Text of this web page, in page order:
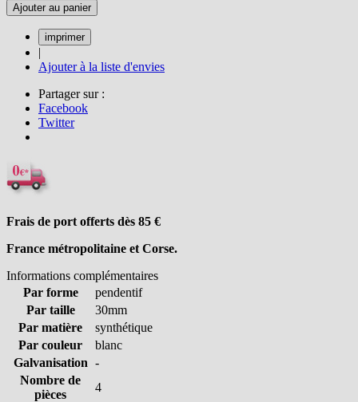
Ajouter au panier
|
Ajouter à la liste d'envies
Partager sur :
Facebook
Twitter
Frais de port offerts dès 85 €
France métropolitaine et Corse.
Informations complémentaires
Par forme
pendentif
Par taille
30mm
Par matière
synthétique
Par couleur
blanc
Galvanisation -
Nombre de
pièces
4